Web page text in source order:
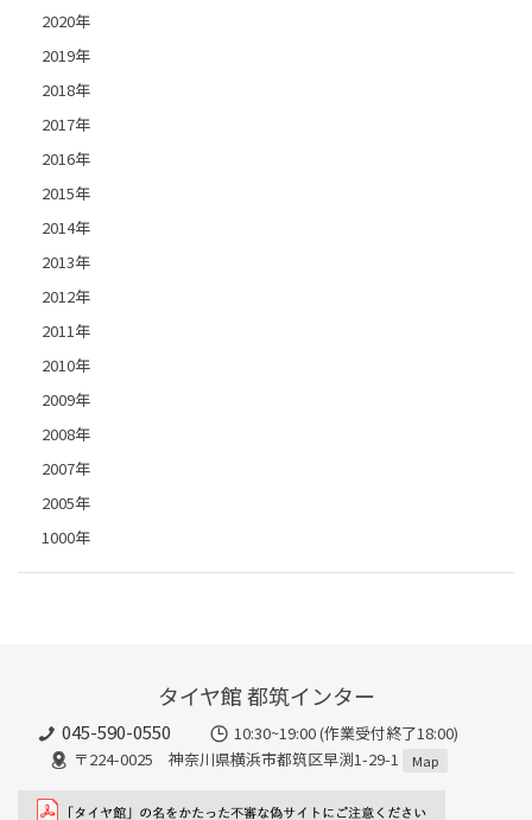
2020年
2019年
2018年
2017年
2016年
2015年
2014年
2013年
2012年
2011年
2010年
2009年
2008年
2007年
2005年
1000年
タイヤ館 都筑インター
045-590-0550
10:30~19:00 (作業受付終了18:00)
〒224-0025 神奈川県横浜市都筑区早渕1-29-1
Map